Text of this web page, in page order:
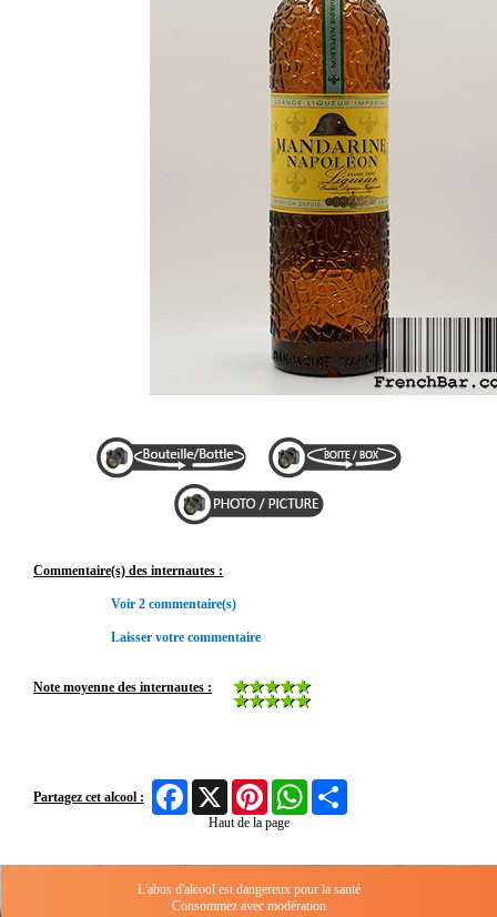
Commentaire(s) des internautes :
Voir 2 commentaire(s)
Laisser votre commentaire
Note moyenne des internautes :
Partagez cet alcool :
FacebookX Pinterest WhatsApp
Haut de la page
L'abus d'alcool est dangereux pour la santé
Consommez avec modération